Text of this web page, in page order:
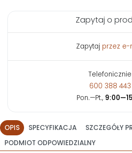
Zapytaj o
Zapytaj przez e-
Telefonicznie
600 388 443
Pon.—Pt.,
OPIS SPECYFIKACJA SZCZEGÓŁY
PODMIOT ODPOWIEDZIALNY